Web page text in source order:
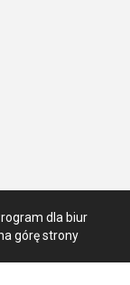
dla biur
górę strony